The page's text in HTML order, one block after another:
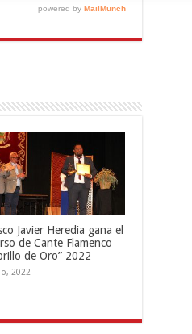
Javier Heredia gana el
de Cante Flamenco
de Oro” 2022
2022